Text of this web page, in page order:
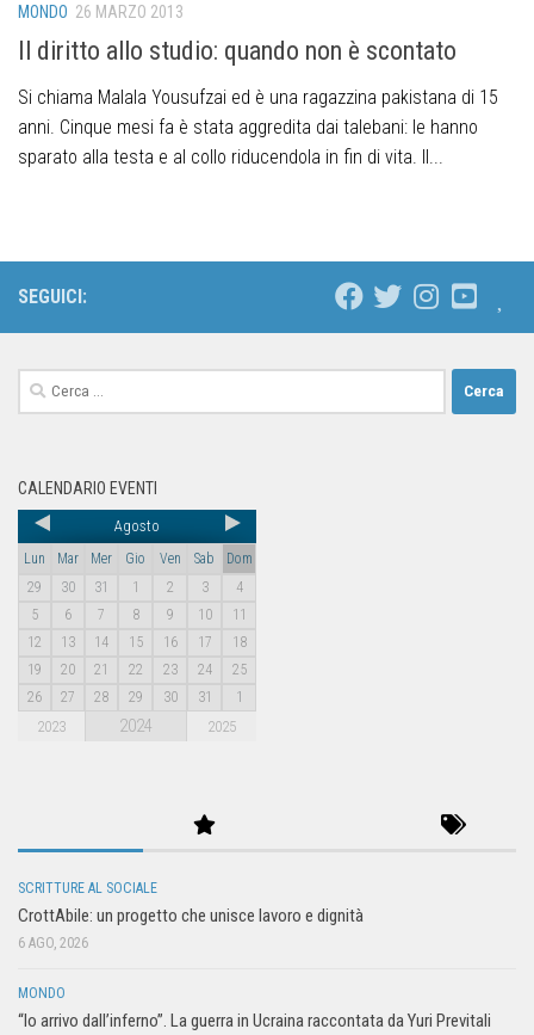
MONDO 26 MARZO 2013
Il diritto allo studio: quando non è scontato
Si chiama Malala Yousufzai ed è una ragazzina pakistana di 15
anni. Cinque mesi fa è stata aggredita dai talebani: le hanno
sparato alla testa e al collo riducendola in fin di vita. Il...
SEGUICI:
CALENDARIO EVENTI
Agosto
Lun Mar Mer Gio Ven Sab
Dom
29
30 31 1 2 3
4
5
6 7 8 9 10
11
12
13 14 15 16 17
18
19
20 21 22 23 24
25
26
27 28 29 30 31 1
2023 2024 2025
SCRITTURE AL SOCIALE
CrottAbile: un progetto che unisce lavoro e dignità
6 AGO, 2026
MONDO
“Io arrivo dall’inferno”. La guerra in Ucraina raccontata da Yuri Previtali